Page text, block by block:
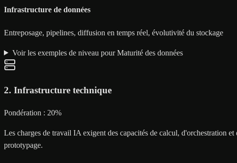
Infrastructure de données
Entreposage, pipelines, diffusion en temps réel, évolutivité du stockage
Voir les exemples de niveau pour Maturité des données
2. Infrastructure technique
Pondération : 20%
Les charges de travail IA exigent des capacités de calcul, d'orchestration
prototypage.